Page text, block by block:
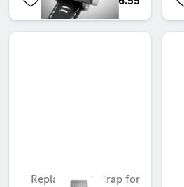
Replacement strap for